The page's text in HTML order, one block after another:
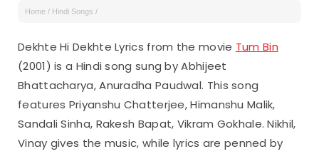
LyricsHome / Hindi Songs /
Dekhte Hi Dekhte Lyrics from the movie Tum Bin
(2001) is a Hindi song sung by Abhijeet
Bhattacharya, Anuradha Paudwal. This song
features Priyanshu Chatterjee, Himanshu Malik,
Sandali Sinha, Rakesh Bapat, Vikram Gokhale. Nikhil,
Vinay gives the music, while lyrics are penned by